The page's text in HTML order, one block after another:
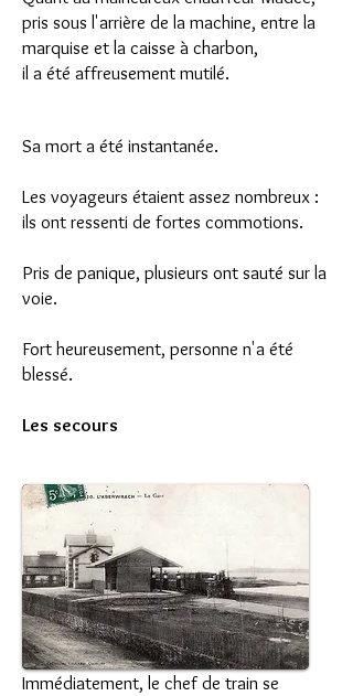
pris sous l'arrière de la machine, entre la
marquise et la caisse à charbon,
il a été affreusement mutilé.
Sa mort a été instantanée.
Les voyageurs étaient assez nombreux :
ils ont ressenti de fortes commotions.
Pris de panique, plusieurs ont sauté sur la
voie.
Fort heureusement, personne n'a été
blessé.
Les secours
Immédiatement, le chef de train se